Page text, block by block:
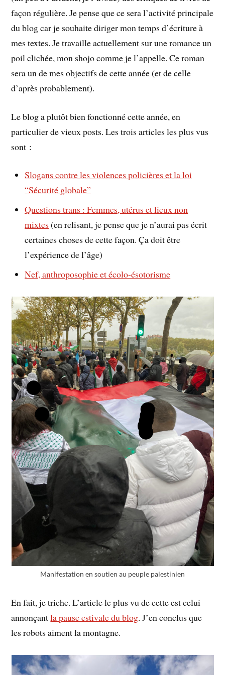
façon régulière. Je pense que ce sera l’activité principale
du blog car je souhaite diriger mon temps d’écriture à
mes textes. Je travaille actuellement sur une romance un
poil clichée, mon shojo comme je l’appelle. Ce roman
sera un de mes objectifs de cette année (et de celle
d’après probablement).
Le blog a plutôt bien fonctionné cette année, en
particulier de vieux posts. Les trois articles les plus vus
sont :
Slogans contre les violences policières et la loi
“Sécurité globale”
Questions trans : Femmes, utérus et lieux non
mixtes (en relisant, je pense que je n’aurai pas écrit
certaines choses de cette façon. Ça doit être
l’expérience de l’âge)
Nef, anthroposophie et écolo-ésotorisme
Manifestation en soutien au peuple palestinien
En fait, je triche. L’article le plus vu de cette est celui
annonçantla pause estivale du blog. J’en conclus que
les robots aiment la montagne.